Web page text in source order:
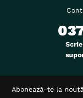
Abonează-te la